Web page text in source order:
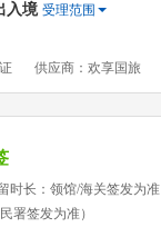
入境 受理范围
供应商：欢享国旅
时长：领馆/海关签发为准
署签发为准）